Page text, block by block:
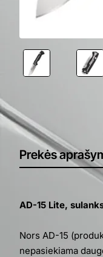
Prekės
AD-15 Lite,
Nors AD-15
nepasiekiama